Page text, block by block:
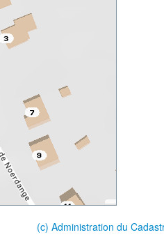
(c) Administration du